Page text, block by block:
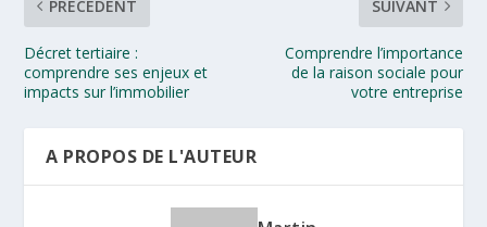
PRÉCÉDENT
Décret tertiaire :
comprendre ses enjeux et
impacts sur l’immobilier
SUIVANT
Comprendre l’importance
de la raison sociale pour
votre entreprise
A PROPOS DE L'AUTEUR